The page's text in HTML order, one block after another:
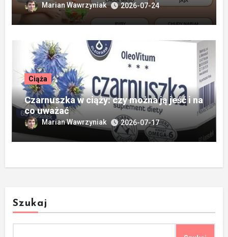
Marian Wawrzyniak 2026-07-24
Ciąża
Czarnuszka w ciąży: czy można ją jeść i na
co uważać
Marian Wawrzyniak 2026-07-17
Szukaj